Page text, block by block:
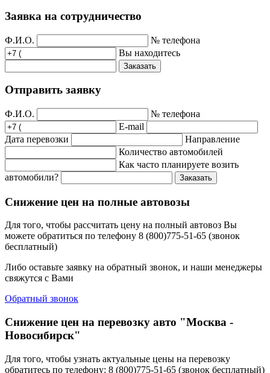
Заявка на сотрудничество
Ф.И.О.
№ телефона
Вы находитесь
Заказать
Отправить заявку
Ф.И.О.
№ телефона
E-mail
Дата перевозки
Направление
Количество автомобилей
Как часто планируете возить
автомобили?
Заказать
Снижение цен на полные автовозы
Для того, чтобы рассчитать цену на полный автовоз Вы
можете обратиться по телефону 8 (800)775-51-65 (звонок
бесплатный)
Либо оставьте заявку на обратный звонок, и наши менеджеры
свяжутся с Вами
Обратный звонок
Снижение цен на перевозку авто "Москва -
Новосибирск"
Для того, чтобы узнать актуальные цены на перевозку
обратитесь по телефону: 8 (800)775-51-65 (звонок бесплатный)